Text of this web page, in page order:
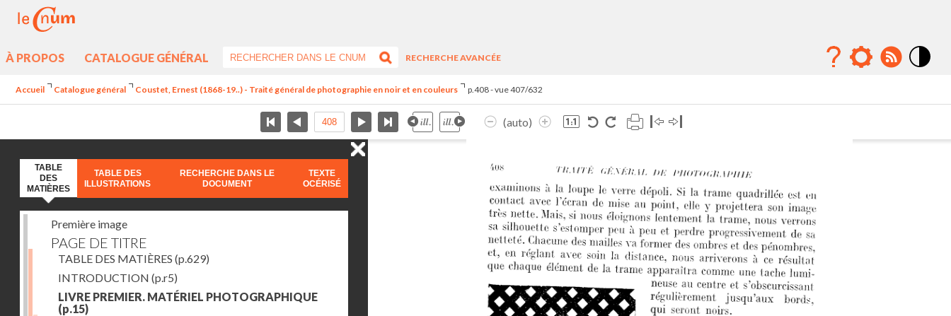
À PROPOS CATALOGUE GÉNÉRAL
RECHERCHE AVANCÉE
Accueil Catalogue général Coustet, Ernest (1868-19..) - Traité général de photographie en noir et en couleurs p.408 - vue 407/632
(auto)
TABLE
DES
MATIÈRES
TABLE DES
ILLUSTRATIONS
RECHERCHE DANS LE
DOCUMENT
TEXTE
OCÉRISÉ
Première image
PAGE DE TITRE
TABLE DES MATIÈRES (p.629)
INTRODUCTION (p.r5)
LIVRE PREMIER. MATÉRIEL PHOTOGRAPHIQUE
(p.15)